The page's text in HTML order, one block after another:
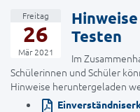
Freitag
26
Mär 2021
Testen
Im
Schülerinnen und Schüler
Hinweise heruntergeladen